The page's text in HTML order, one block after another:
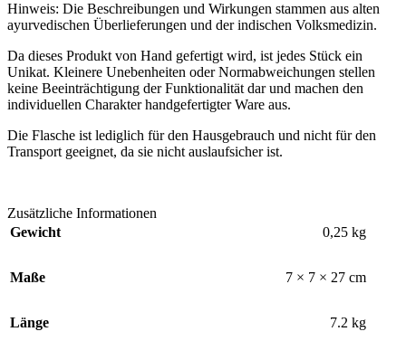
Hinweis: Die Beschreibungen und Wirkungen stammen aus alten
ayurvedischen Überlieferungen und der indischen Volksmedizin.
Da dieses Produkt von Hand gefertigt wird, ist jedes Stück ein
Unikat. Kleinere Unebenheiten oder Normabweichungen stellen
keine Beeinträchtigung der Funktionalität dar und machen den
individuellen Charakter handgefertigter Ware aus.
Die Flasche ist lediglich für den Hausgebrauch und nicht für den
Transport geeignet, da sie nicht auslaufsicher ist.
Zusätzliche Informationen
Gewicht
0,25 kg
Maße 7 × 7 × 27 cm
Länge 7.2 kg